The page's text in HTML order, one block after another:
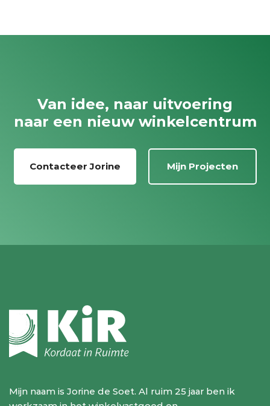
Van idee, naar uitvoering
naar een nieuw winkelcentrum
Contacteer Jorine Mijn Projecten
Mijn naam is Jorine de Soet. Al ruim 25 jaar ben ik